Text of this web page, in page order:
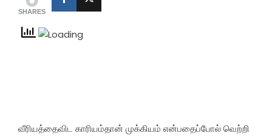
SHARES
வீரியத்தைவிட காரியம்தான் முக்கியம் என்பதைப்போல் வெற்றி